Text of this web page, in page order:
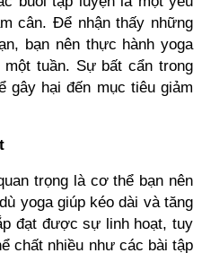
cân. Để nhận thấy những
bạn nên thực hành yoga
tuần. Sự bất cẩn trong
gây hại đến mục tiêu giảm
trọng là cơ thể bạn nên
yoga giúp kéo dài và tăng
đạt được sự linh hoạt, tuy
chất nhiều như các bài tập